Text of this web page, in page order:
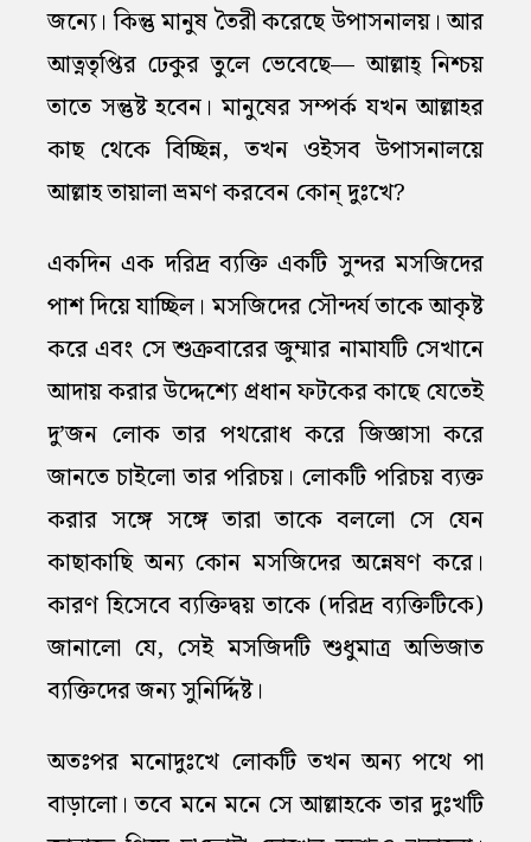
জন্যে। কিন্তু মানুষ তৈরী করেছে উপাসনালয়। আর
আত্নতৃপ্তির ঢেকুর তুলে ভেবেছে— আল্লাহ্‌ নিশ্চয়
তাতে সন্তুষ্ট হবেন। মানুষের সম্পর্ক যখন আল্লাহর
কাছ থেকে বিচ্ছিন্ন, তখন ওইসব উপাসনালয়ে
আল্লাহ তায়ালা ভ্রমণ করবেন কোন্‌ দুঃখে?
একদিন এক দরিদ্র ব্যক্তি একটি সুন্দর মসজিদের
পাশ দিয়ে যাচ্ছিল। মসজিদের সৌন্দর্য তাকে আকৃষ্ট
করে এবং সে শুক্রবারের জুম্মার নামাযটি সেখানে
আদায় করার উদ্দেশ্যে প্রধান ফটকের কাছে যেতেই
দু’জন লোক তার পথরোধ করে জিজ্ঞাসা করে
জানতে চাইলো তার পরিচয়। লোকটি পরিচয় ব্যক্ত
করার সঙ্গে সঙ্গে তারা তাকে বললো সে যেন
কাছাকাছি অন্য কোন মসজিদের অন্নেষণ করে।
কারণ হিসেবে ব্যক্তিদ্বয় তাকে (দরিদ্র ব্যক্তিটিকে)
জানালো যে, সেই মসজিদটি শুধুমাত্র অভিজাত
ব্যক্তিদের জন্য সুনির্দ্দিষ্ট।
অতঃপর মনোদুঃখে লোকটি তখন অন্য পথে পা
বাড়ালো। তবে মনে মনে সে আল্লাহকে তার দুঃখটি